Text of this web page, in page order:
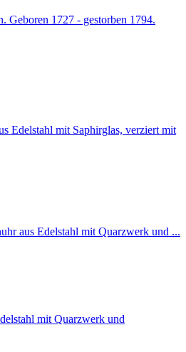
Geboren 1727 - gestorben 1794.
Edelstahl mit Saphirglas, verziert mit
aus Edelstahl mit Quarzwerk und ...
mit Quarzwerk und